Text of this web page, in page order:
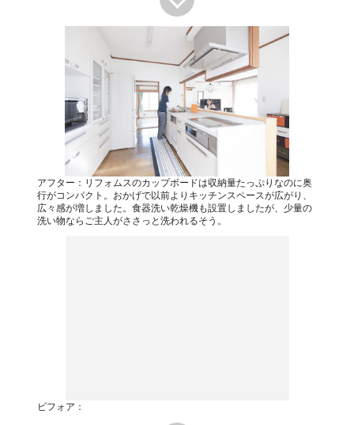
アフター：リフォムスのカップボードは収納量たっぷりなのに奥
行がコンパクト。おかげで以前よりキッチンスペースが広がり、
広々感が増しました。食器洗い乾燥機も設置しましたが、少量の
洗い物ならご主人がささっと洗われるそう。
ビフォア：